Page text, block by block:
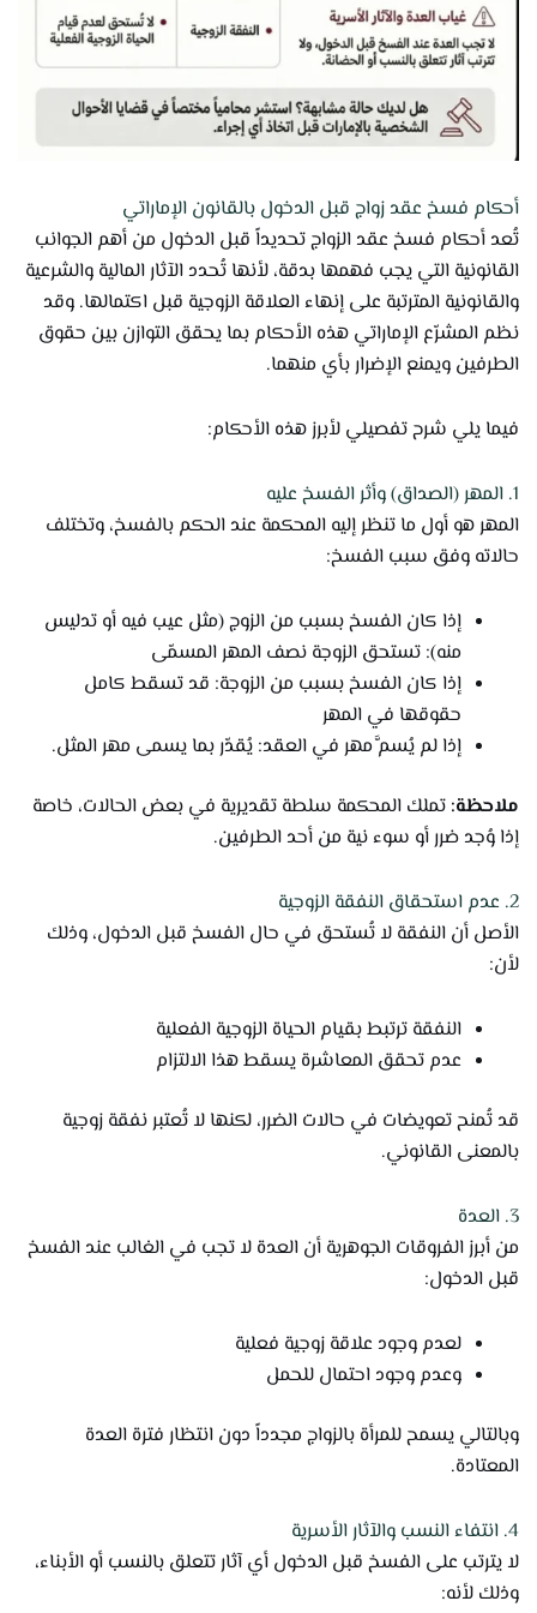
أحكام فسخ عقد زواج قبل الدخول بالقانون الإماراتي
تُعد أحكام فسخ عقد الزواج تحديداً قبل الدخول من أهم الجوانب
القانونية التي يجب فهمها بدقة، لأنها تُحدد الآثار المالية والشرعية
والقانونية المترتبة على إنهاء العلاقة الزوجية قبل اكتمالها. وقد
نظم المشرّع الإماراتي هذه الأحكام بما يحقق التوازن بين حقوق
الطرفين ويمنع الإضرار بأي منهما.
فيما يلي شرح تفصيلي لأبرز هذه الأحكام:
1. المهر (الصداق) وأثر الفسخ عليه
المهر هو أول ما تنظر إليه المحكمة عند الحكم بالفسخ، وتختلف
حالاته وفق سبب الفسخ:
إذا كان الفسخ بسبب من الزوج (مثل عيب فيه أو تدليس
منه): تستحق الزوجة نصف المهر المسمّى
إذا كان الفسخ بسبب من الزوجة: قد تسقط كامل
حقوقها في المهر
إذا لم يُسمَّ مهر في العقد: يُقدّر بما يسمى مهر المثل.
ملاحظة: تملك المحكمة سلطة تقديرية في بعض الحالات، خاصة
إذا وُجد ضرر أو سوء نية من أحد الطرفين.
2. عدم استحقاق النفقة الزوجية
الأصل أن النفقة لا تُستحق في حال الفسخ قبل الدخول، وذلك
لأن:
النفقة ترتبط بقيام الحياة الزوجية الفعلية
عدم تحقق المعاشرة يسقط هذا الالتزام
قد تُمنح تعويضات في حالات الضرر، لكنها لا تُعتبر نفقة زوجية
بالمعنى القانوني.
3. العدة
من أبرز الفروقات الجوهرية أن العدة لا تجب في الغالب عند الفسخ
قبل الدخول:
لعدم وجود علاقة زوجية فعلية
وعدم وجود احتمال للحمل
وبالتالي يسمح للمرأة بالزواج مجدداً دون انتظار فترة العدة
المعتادة.
4. انتفاء النسب والآثار الأسرية
لا يترتب على الفسخ قبل الدخول أي آثار تتعلق بالنسب أو الأبناء،
وذلك لأنه: